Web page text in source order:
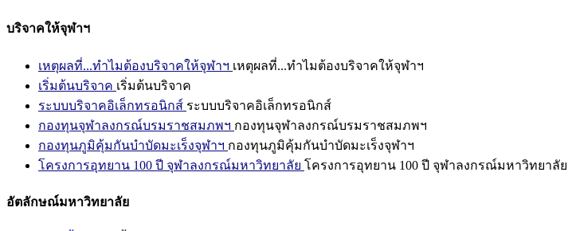
บริจาคให้จุฬาฯ
เหตุผลที่...ทำไมต้องบริจาคให้จุฬาฯ เหตุผลที่...ทำไมต้องบริจาคให้จุฬาฯ
เริ่มต้นบริจาค เริ่มต้นบริจาค
ระบบบริจาคอิเล็กทรอนิกส์ ระบบบริจาคอิเล็กทรอนิกส์
กองทุนจุฬาลงกรณ์บรมราชสมภพฯ กองทุนจุฬาลงกรณ์บรมราชสมภพฯ
กองทุนภูมิคุ้มกันบำบัดมะเร็งจุฬาฯ กองทุนภูมิคุ้มกันบำบัดมะเร็งจุฬาฯ
โครงการอุทยาน 100 ปี จุฬาลงกรณ์มหาวิทยาลัย โครงการอุทยาน 100 ปี จุฬาลงกรณ์มหาวิทยาลัย
อัตลักษณ์มหาวิทยาลัย